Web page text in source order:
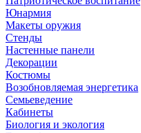
Юнармия
Макеты оружия
Стенды
Настенные панели
Декорации
Костюмы
Возобновляемая энергетика
Семьеведение
Кабинеты
Биология и экология